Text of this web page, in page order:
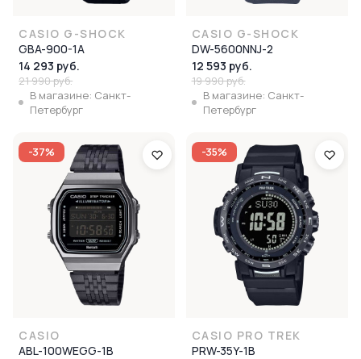
CASIO G-SHOCK
GBA-900-1A
14 293 руб.
21 990 руб.
В магазине: Санкт-
Петербург
CASIO G-SHOCK
DW-5600NNJ-2
12 593 руб.
19 990 руб.
В магазине: Санкт-
Петербург
-37%
CASIO
ABL-100WEGG-1B
-35%
CASIO PRO TREK
PRW-35Y-1B